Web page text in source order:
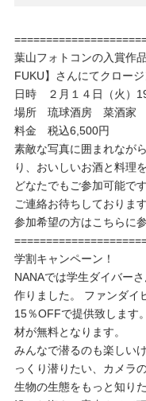
葉山フォトコンの入賞作
FUKU】さんにてクロー
日時 ２月１４日（火）
場所 琉球酒房 菜酒家
料金 税込6,500円
素敵な写真に囲まれなが
り、おいしいお酒と料理
どなたでもご参加可能です
ご連絡お待ちしておりま
参加希望の方はこちらに
学割キャンペーン！
NANAでは学生ダイバー
作りました。 ファンダイ
15％OFFで提供致します
材が無料となります。
みんなで潜るのも楽しい
っくり潜りたい、カメラ
生物の生態をもっと知り